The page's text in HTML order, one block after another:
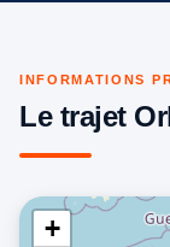
INFORMATIONS
Le trajet
+